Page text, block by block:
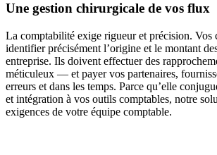
Une gestion chirurgicale de vos flux
La comptabilité exige rigueur et précision. Vos
identifier précisément l’origine et le montant
entreprise. Ils doivent effectuer des
méticuleux — et payer vos partenaires,
erreurs et dans les temps. Parce qu’elle
et intégration à vos outils comptables, notre
exigences de votre équipe comptable.